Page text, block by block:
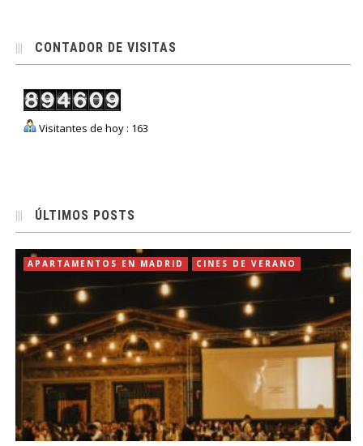
CONTADOR DE VISITAS
Visitantes de hoy : 163
ÚLTIMOS POSTS
APARTAMENTOS EN MADRID CINES DE VERANO